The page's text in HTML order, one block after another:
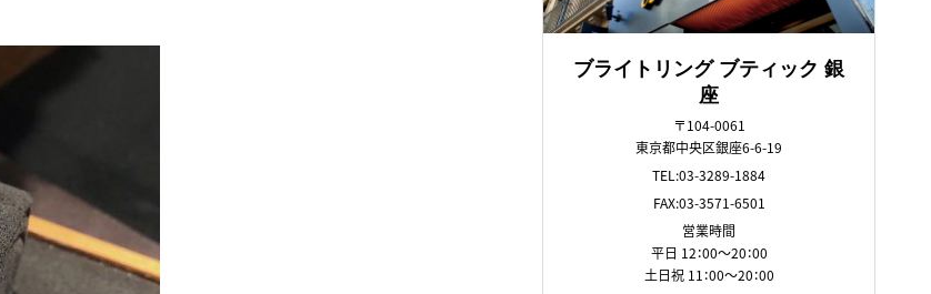
ブライトリング ブティック 銀
座
〒104-0061
東京都中央区銀座6-6-19
TEL:03-3289-1884
FAX:03-3571-6501
営業時間
平日 12：00～20：00
土日祝 11：00～20：00